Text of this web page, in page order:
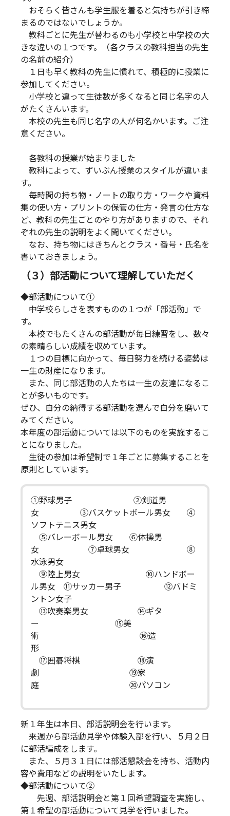
おそらく皆さんも学生服を着ると気持ちが引き締
まるのではないでしょうか。
教科ごとに先生が替わるのも小学校と中学校の大
きな違いの１つです。（各クラスの教科担当の先生
の名前の紹介）
１日も早く教科の先生に慣れて、積極的に授業に
参加してください。
小学校と違って生徒数が多くなると同じ名字の人
がたくさんいます。
本校の先生も同じ名字の人が何名かいます。ご注
意ください。
各教科の授業が始まりました
教科によって、ずいぶん授業のスタイルが違いま
す。
毎時間の持ち物・ノートの取り方・ワークや資料
集の使い方・プリントの保管の仕方・発言の仕方な
ど、教科の先生ごとのやり方がありますので、それ
ぞれの先生の説明をよく聞いてください。
なお、持ち物にはきちんとクラス・番号・氏名を
書いておきましょう。
（３）部活動について理解していただく
◆部活動について①
中学校らしさを表すものの１つが「部活動」で
す。
本校でもたくさんの部活動が毎日練習をし、数々
の素晴らしい成績を収めています。
１つの目標に向かって、毎日努力を続ける姿勢は
一生の財産になります。
また、同じ部活動の人たちは一生の友達になるこ
とが多いものです。
ぜひ、自分の納得する部活動を選んで自分を磨いて
みてください。
本年度の部活動については以下のものを実施するこ
とになりました。
生徒の参加は希望制で１年ごとに募集することを
原則としています。
①野球男子 ②剣道男
女 ③バスケットボール男女 ④
ソフトテニス男女
⑤バレーボール男女 ⑥体操男
女 ⑦卓球男女 ⑧
水泳男女
⑨陸上男女 ⑩ハンドボー
ル男女 ⑪サッカー男子 ⑫バドミ
ントン女子
⑬吹奏楽男女 ⑭ギタ
ー ⑮美
術 ⑯造
形
⑰囲碁将棋 ⑱演
劇 ⑲家
庭 ⑳パソコン
新１年生は本日、部活説明会を行います。
来週から部活動見学や体験入部を行い、５月２日
に部活編成をします。
また、５月３１日には部活懇談会を持ち、活動内
容や費用などの説明をいたします。
◆部活動について②
先週、部活説明会と第１回希望調査を実施し、
第１希望の部活動について見学を行いました。